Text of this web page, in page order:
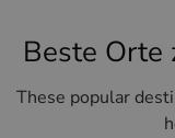
Beste Orte
These popular